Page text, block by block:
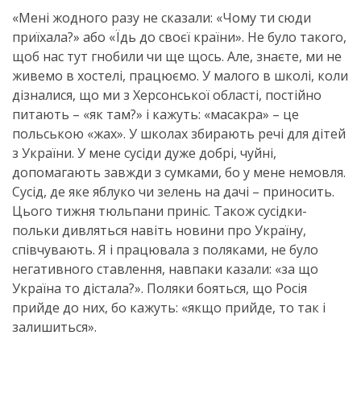
«Мені жодного разу не сказали: «Чому ти сюди
приїхала?» або «Їдь до своєї країни». Не було такого,
щоб нас тут гнобили чи ще щось. Але, знаєте, ми не
живемо в хостелі, працюємо. У малого в школі, коли
дізналися, що ми з Херсонської області, постійно
питають – «як там?» і кажуть: «масакра» – це
польською «жах». У школах збирають речі для дітей
з України. У мене сусіди дуже добрі, чуйні,
допомагають завжди з сумками, бо у мене немовля.
Сусід, де яке яблуко чи зелень на дачі – приносить.
Цього тижня тюльпани приніс. Також сусідки-
польки дивляться навіть новини про Україну,
співчувають. Я і працювала з поляками, не було
негативного ставлення, навпаки казали: «за що
Україна то дістала?». Поляки бояться, що Росія
прийде до них, бо кажуть: «якщо прийде, то так і
залишиться».